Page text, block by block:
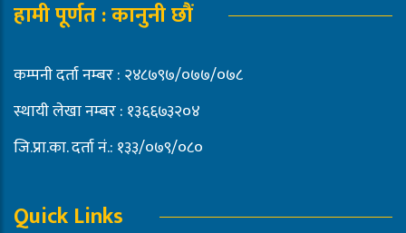
हामी पूर्णत : कानुनी छौं
कम्पनी दर्ता नम्बर : २४८७९७/०७७/०७८
स्थायी लेखा नम्बर : १३६६७३२०४
जि.प्रा.का. दर्ता नं.: १३३/०७९/०८०
Quick Links